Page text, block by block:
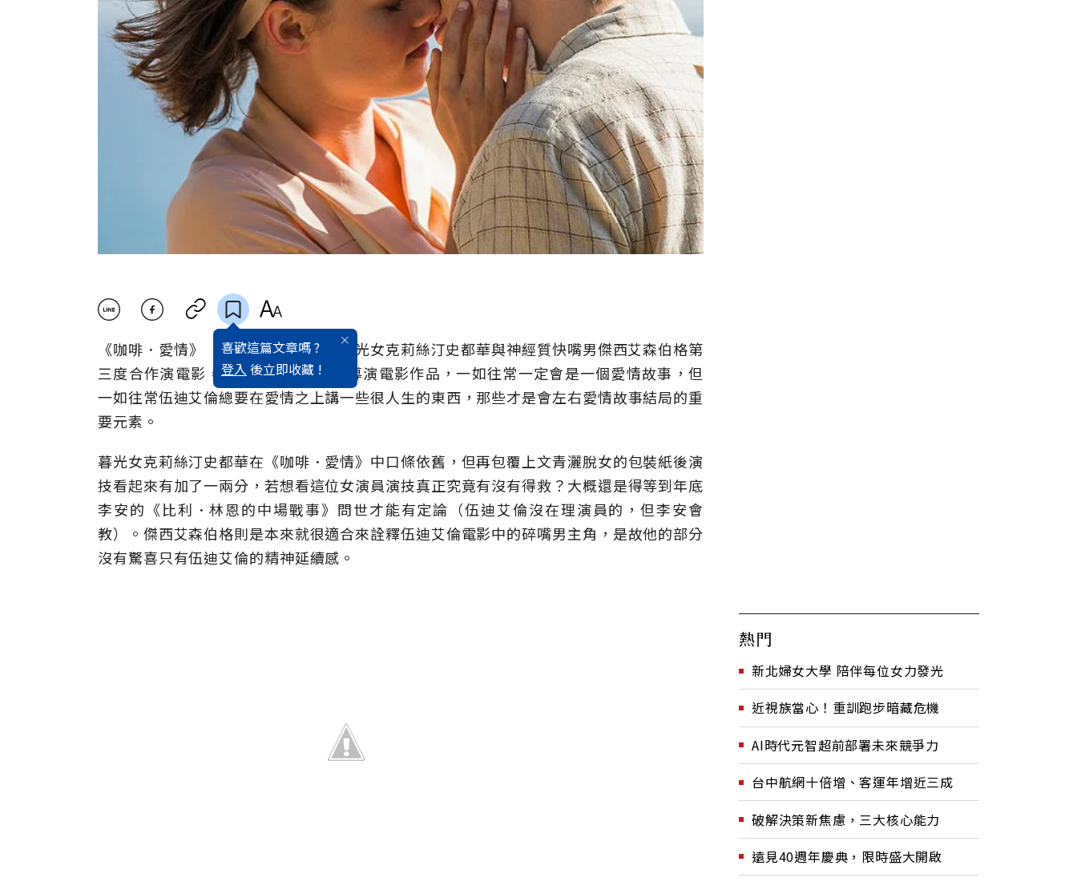
喜歡這篇文章嗎 ?
登入 後立即收藏 !
《咖啡．愛情》（Café Society）是暮光女克莉絲汀史都華與神經質快嘴男傑西艾森伯格第
三度合作演電影，伍迪艾倫的第47號導演電影作品，一如往常一定會是一個愛情故事，但
一如往常伍迪艾倫總要在愛情之上講一些很人生的東西，那些才是會左右愛情故事結局的重
要元素。
暮光女克莉絲汀史都華在《咖啡．愛情》中口條依舊，但再包覆上文青灑脫女的包裝紙後演
技看起來有加了一兩分，若想看這位女演員演技真正究竟有沒有得救？大概還是得等到年底
李安的《比利 ．林恩的中場戰事》問世才能有定論（伍迪艾倫沒在理演員的，但李安會
教）。傑西艾森伯格則是本來就很適合來詮釋伍迪艾倫電影中的碎嘴男主角，是故他的部分
沒有驚喜只有伍迪艾倫的精神延續感。
熱門
新北婦女大學 陪伴每位女力發光
近視族當心！重訓跑步暗藏危機
AI時代元智超前部署未來競爭力
台中航網十倍增、客運年增近三成
破解決策新焦慮，三大核心能力
遠見40週年慶典，限時盛大開啟